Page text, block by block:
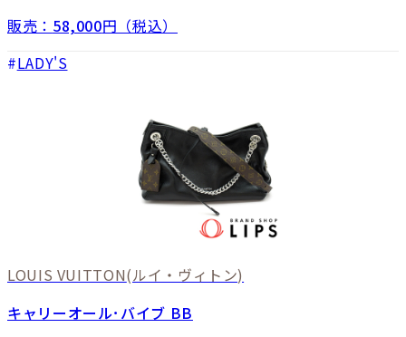
販売： 58,000円（税込）
LADY'S
LOUIS VUITTON(ルイ・ヴィトン)
キャリーオール･バイブ BB